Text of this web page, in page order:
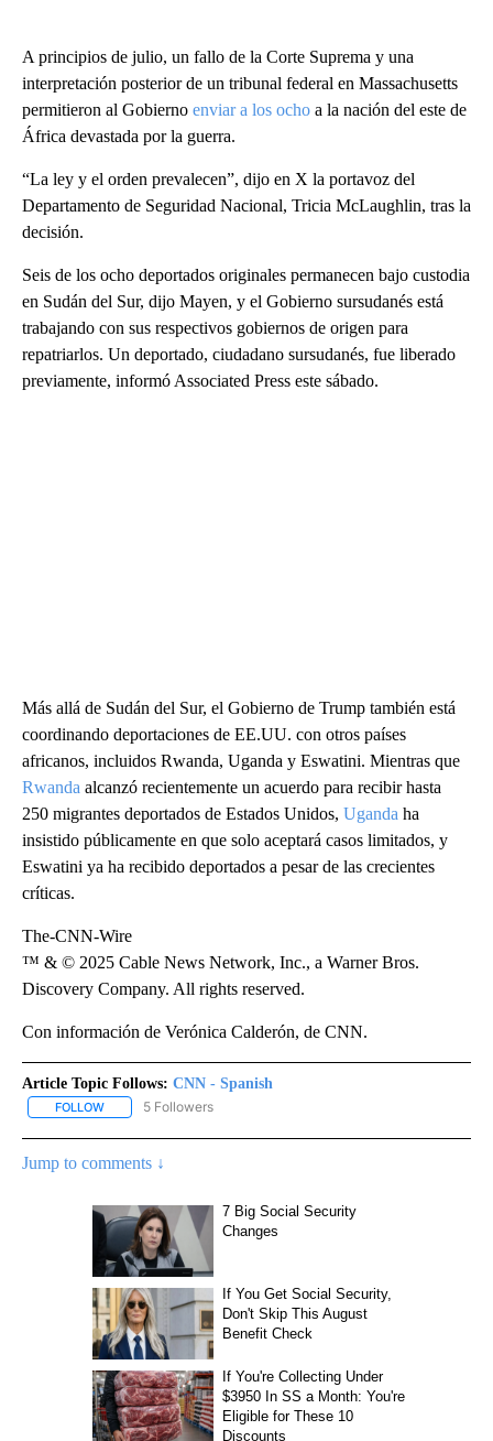
A principios de julio, un fallo de la Corte Suprema y una
interpretación posterior de un tribunal federal en Massachusetts
permitieron al Gobierno enviar a los ocho a la nación del este de
África devastada por la guerra.
“La ley y el orden prevalecen”, dijo en X la portavoz del
Departamento de Seguridad Nacional, Tricia McLaughlin, tras la
decisión.
Seis de los ocho deportados originales permanecen bajo custodia
en Sudán del Sur, dijo Mayen, y el Gobierno sursudanés está
trabajando con sus respectivos gobiernos de origen para
repatriarlos. Un deportado, ciudadano sursudanés, fue liberado
previamente, informó Associated Press este sábado.
Más allá de Sudán del Sur, el Gobierno de Trump también está
coordinando deportaciones de EE.UU. con otros países
africanos, incluidos Rwanda, Uganda y Eswatini. Mientras que
Rwanda alcanzó recientemente un acuerdo para recibir hasta
250 migrantes deportados de Estados Unidos, Uganda ha
insistido públicamente en que solo aceptará casos limitados, y
Eswatini ya ha recibido deportados a pesar de las crecientes
críticas.
The-CNN-Wire
™ & © 2025 Cable News Network, Inc., a Warner Bros.
Discovery Company. All rights reserved.
Con información de Verónica Calderón, de CNN.
Article Topic Follows: CNN - Spanish
FOLLOW FOLLOW "CNN - SPANISH" TO RECEIVE NOTIFICATIONS ABOUT
5 Followers
Jump to comments ↓